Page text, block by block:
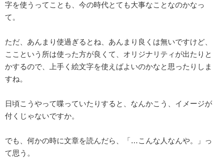
字を使うってことも、今の時代とても大事なことなのかなっ
て。
ただ、あんまり使過ぎるとね、あんまり良くは無いですけど、
ここという所は使った方が良くて、オリジナリティが出たりと
かするので、上手く絵文字を使えばよいのかなと思ったりしま
すね。
日頃こうやって喋っていたりすると、なんかこう、イメージが
付くじゃないですか。
でも、何かの時に文章を読んだら、「…こんな人なんや。」っ
て思う。